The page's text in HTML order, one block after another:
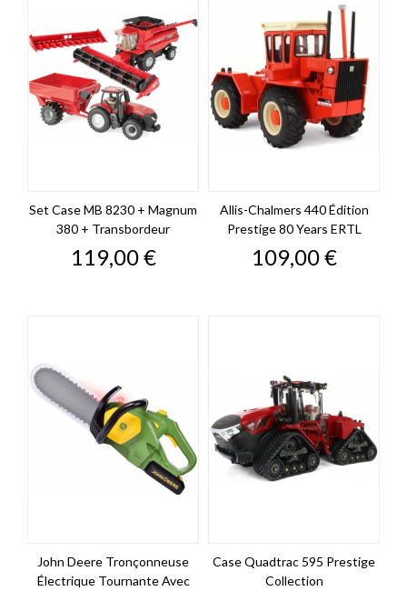
Set Case MB 8230 + Magnum
380 + Transbordeur
Prix
119,00 €
Allis-Chalmers 440 Édition
Prestige 80 Years ERTL
Prix
109,00 €
John Deere Tronçonneuse
Électrique Tournante Avec
Case Quadtrac 595 Prestige
Collection